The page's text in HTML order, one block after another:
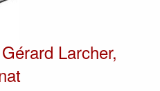
Larcher,